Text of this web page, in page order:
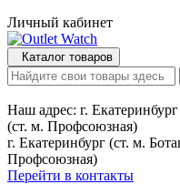
Личный кабинет
Каталог товаров
Наш адрес: г.
(ст. м. Профсоюзная)
г. Екатеринбург (ст. м.
Профсоюзная)
Перейти в контакты